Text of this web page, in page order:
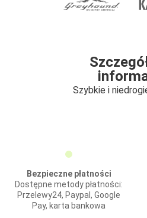
Szybkie i
Bezpieczne płatności
Dostępne metody płatności:
Przelewy24, Paypal, Google
Pay, karta bankowa